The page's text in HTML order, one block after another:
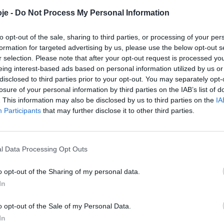
- Do Not Process My Personal Information
opt-out of the sale, sharing to third parties, or processing of your
for targeted advertising by us, please use the below opt-out
selection. Please note that after your opt-out request is processed
interest-based ads based on personal information utilized by us
to third parties prior to your opt-out. You may separately
of your personal information by third parties on the IAB’s list of
This information may also be disclosed by us to third parties on the
Participants that may further disclose it to other third parties.
Data Processing Opt Outs
opt-out of the Sharing of my personal data.
opt-out of the Sale of my Personal Data.
esta